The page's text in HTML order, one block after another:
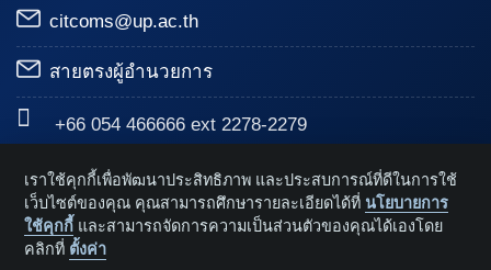
citcoms@up.ac.th
สายตรงผู้อำนวยการ
+66 054 466666 ext 2278-2279
Mon - Fri: 8:30 Am - 16.30 Pm
Sat-Sunday: Closed
เราใช้คุกกี้เพื่อพัฒนาประสิทธิภาพ และประสบการณ์ที่ดีในการใช้
เว็บไซต์ของคุณ คุณสามารถศึกษารายละเอียดได้ที่นโยบายการ
ใช้คุกกี้ และสามารถจัดการความเป็นส่วนตัวของคุณได้เองโดย
คลิกที่ ตั้งค่า